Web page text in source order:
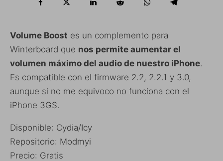
Volume Boost es un complemento para
Winterboard que nos permite aumentar el
volumen máximo del audio de nuestro iPhone.
Es compatible con el firmware 2.2, 2.2.1 y 3.0,
aunque si no me equivoco no funciona con el
iPhone 3GS.
Disponible: Cydia/Icy
Repositorio: Modmyi
Precio: Gratis